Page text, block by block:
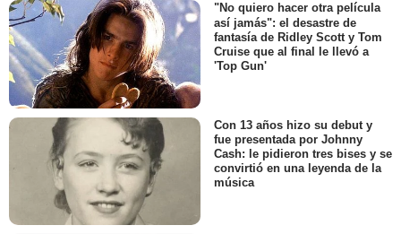
"No quiero hacer otra película
así jamás": el desastre de
fantasía de Ridley Scott y Tom
Cruise que al final le llevó a
'Top Gun'
Con 13 años hizo su debut y
fue presentada por Johnny
Cash: le pidieron tres bises y se
convirtió en una leyenda de la
música